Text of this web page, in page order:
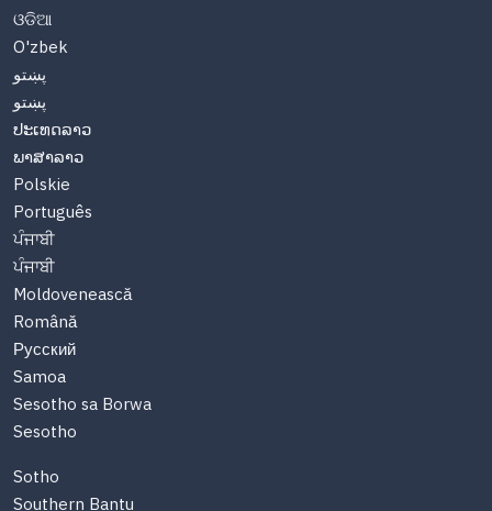
ଓଡିଆ
O'zbek
پښتو
پښتو
ປະເທດລາວ
ພາສາລາວ
Polskie
Português
ਪੰਜਾਬੀ
ਪੰਜਾਬੀ
Moldovenească
Română
Русский
Samoa
Sesotho sa Borwa
Sesotho
Sotho
Southern Bantu